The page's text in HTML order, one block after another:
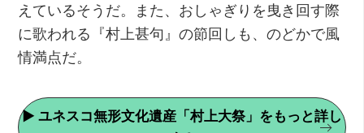
えているそうだ。また、おしゃぎりを曳き回す際
に歌われる『村上甚句』の節回しも、のどかで風
情満点だ。
▶ ユネスコ無形文化遺産「村上大祭」をもっと詳し